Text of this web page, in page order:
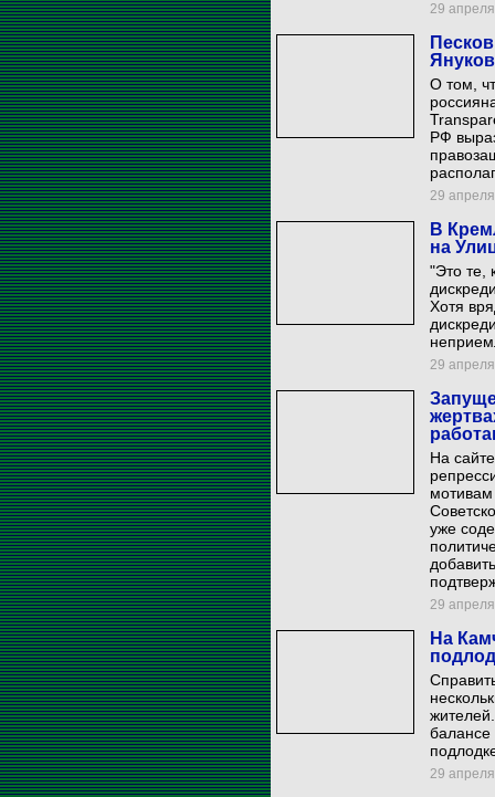
29
О том,
РФ
29
В
на
"Это те,
Хотя
29
На
уже
29
На
29